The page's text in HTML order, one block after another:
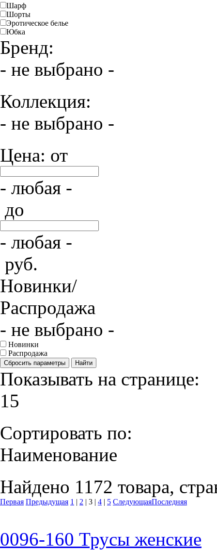
Шарф
Шорты
Эротическое белье
Юбка
Бренд:
- не выбрано -
Коллекция:
- не выбрано -
Цена: от
- любая -
до
- любая -
руб.
Новинки/
Распродажа
- не выбрано -
Новинки
Распродажа
Сбросить параметры Найти
Показывать на странице:
15
Сортировать по:
Наименование
Найдено 1172 товара,
Первая Предыдущая 1 | 2 | 3 | 4 | 5 СледующаяПоследняя
0096-160 Трусы женские